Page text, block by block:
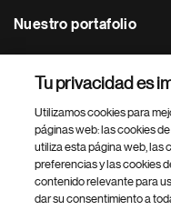
Nuestro portafolio
Footer Site Search
Tu privacidad es
Utilizamos cookies para
páginas web: las cookies
utiliza esta página web, las
preferencias y las cookies
contenido relevante para
dar su consentimiento a